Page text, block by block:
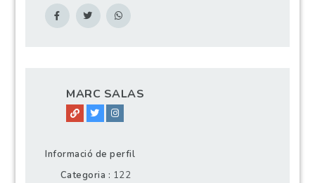
MARC SALAS
Informació de perfil
Categoria
122